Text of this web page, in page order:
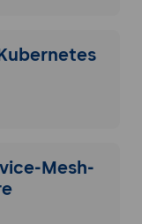
Mesh-